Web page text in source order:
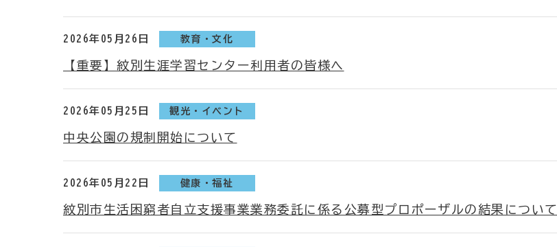
2026年05月26日 教育・文化
【重要】紋別生涯学習センター利用者の皆様へ
2026年05月25日 観光・イベント
中央公園の規制開始について
2026年05月22日 健康・福祉
紋別市生活困窮者自立支援事業業務委託に係る公募型プロポーザルの結果について